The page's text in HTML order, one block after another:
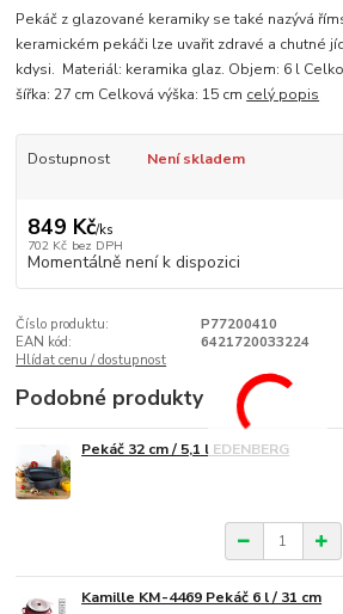
Pekáč z glazované keramiky se také nazývá
keramickém pekáči lze uvařit zdravé a chutné
kdysi. Materiál: keramika glaz. Objem: 6 l
šířka: 27 cm Celková výška: 15 cm celý popis
Dostupnost Není skladem
849 Kč/ks
702 Kč bez DPH
Momentálně není k dispozici
Číslo produktu:
P77200410
EAN kód:
6421720033224
Hlídat cenu / dostupnost
Podobné produkty
Pekáč 32 cm / 5,1 l EDENBERG
Kamille KM-4469 Pekáč 6 l / 31 cm